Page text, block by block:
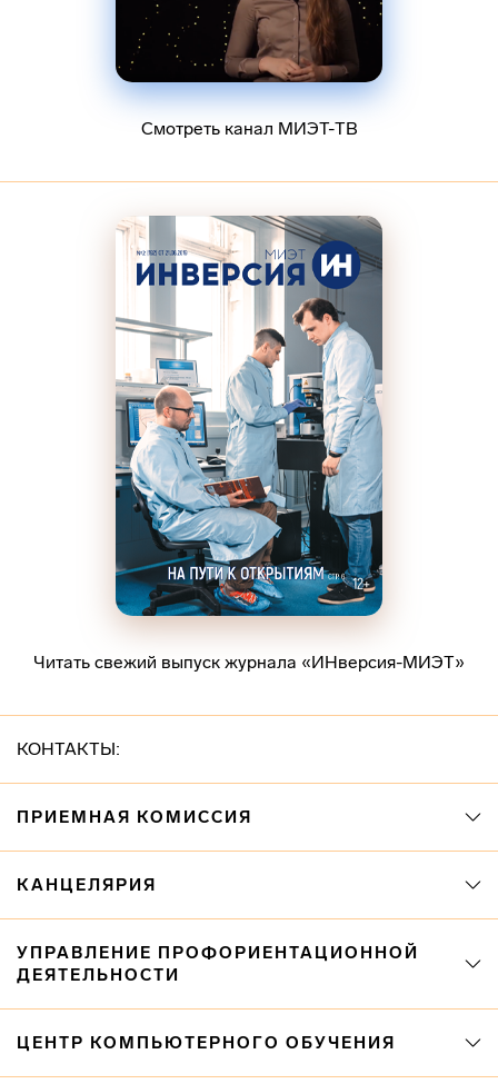
Смотреть канал МИЭТ-ТВ
Читать свежий выпуск журнала «ИНверсия-МИЭТ»
КОНТАКТЫ:
ПРИЕМНАЯ КОМИССИЯ
КАНЦЕЛЯРИЯ
УПРАВЛЕНИЕ ПРОФОРИЕНТАЦИОННОЙ
ДЕЯТЕЛЬНОСТИ
ЦЕНТР КОМПЬЮТЕРНОГО ОБУЧЕНИЯ